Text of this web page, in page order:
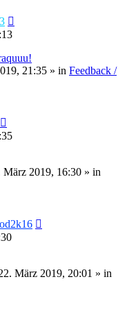
21:35 » in Feedback /
März 2019, 16:30 » in
März 2019, 20:01 » in